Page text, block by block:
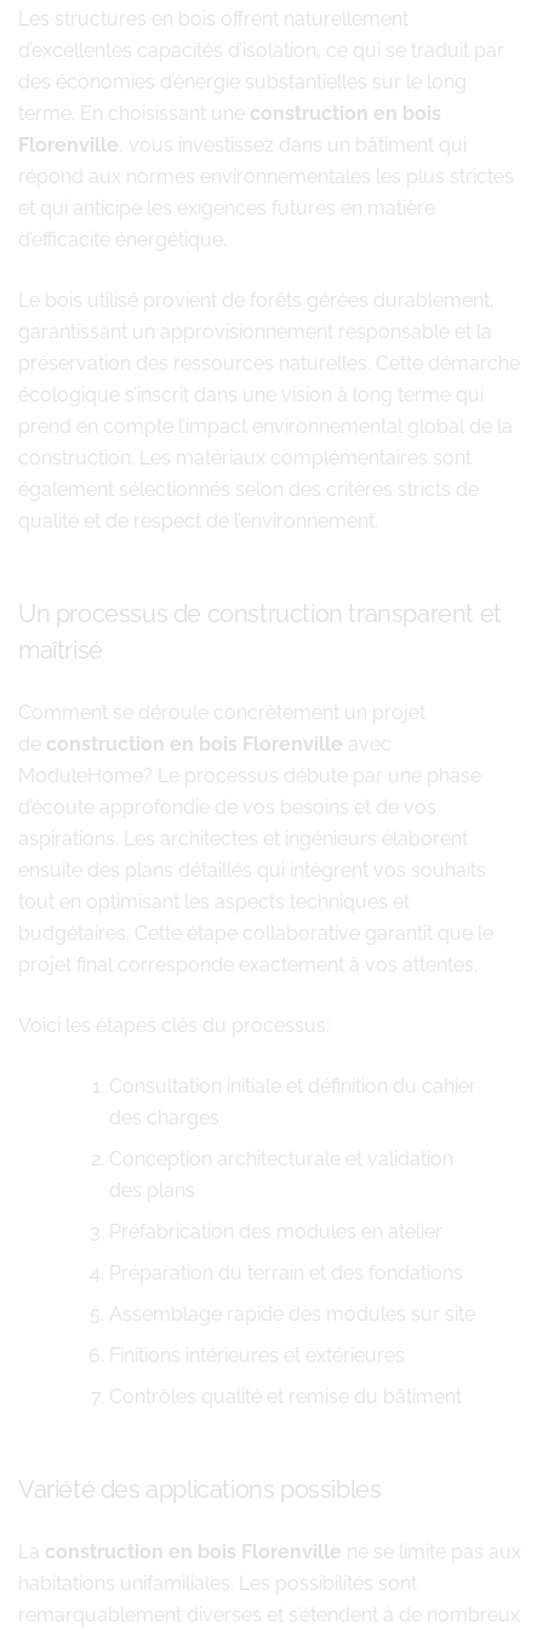
Les structures en bois offrent naturellement
d’excellentes capacités d’isolation, ce qui se traduit par
des économies d’énergie substantielles sur le long
terme. En choisissant une construction en bois
Florenville , vous investissez dans un bâtiment qui
répond aux normes environnementales les plus strictes
et qui anticipe les exigences futures en matière
d’efficacité énergétique.
Le bois utilisé provient de forêts gérées durablement,
garantissant un approvisionnement responsable et la
préservation des ressources naturelles. Cette démarche
écologique s’inscrit dans une vision à long terme qui
prend en compte l’impact environnemental global de la
construction. Les matériaux complémentaires sont
également sélectionnés selon des critères stricts de
qualité et de respect de l’environnement.
Un processus de construction transparent et
maîtrisé
Comment se déroule concrètement un projet
de construction en bois Florenville avec
ModuleHome? Le processus débute par une phase
d’écoute approfondie de vos besoins et de vos
aspirations. Les architectes et ingénieurs élaborent
ensuite des plans détaillés qui intègrent vos souhaits
tout en optimisant les aspects techniques et
budgétaires. Cette étape collaborative garantit que le
projet final corresponde exactement à vos attentes.
Voici les étapes clés du processus:
Consultation initiale et définition du cahier
des charges
Conception architecturale et validation
des plans
Préfabrication des modules en atelier
Préparation du terrain et des fondations
Assemblage rapide des modules sur site
Finitions intérieures et extérieures
Contrôles qualité et remise du bâtiment
Variété des applications possibles
La construction en bois Florenville ne se limite pas aux
habitations unifamiliales. Les possibilités sont
remarquablement diverses et s’étendent à de nombreux